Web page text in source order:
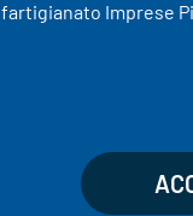
Imprese